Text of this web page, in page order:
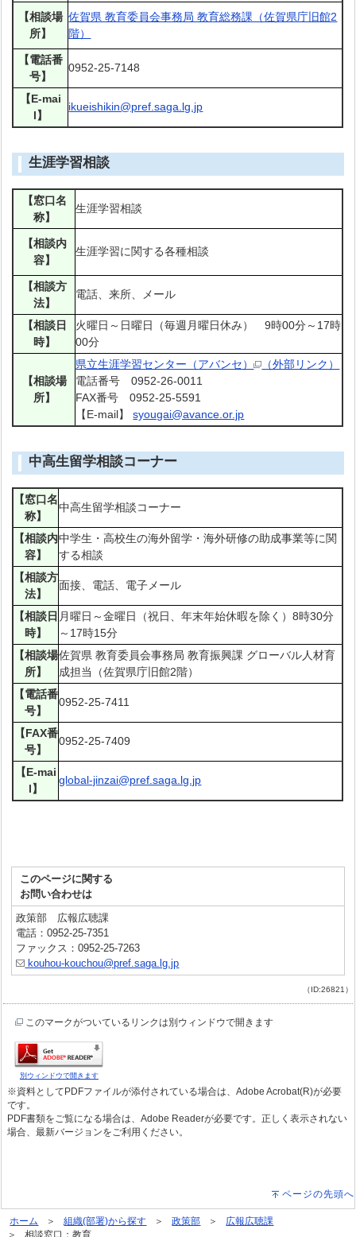
【相談場
所】
佐賀県 教育委員会事務局 教育総務課（佐賀県庁旧館2
階）
【電話番
号】
0952-25-7148
【E-mai
l】
ikueishikin@pref.saga.lg.jp
生涯学習相談
【窓口名
称】
生涯学習相談
【相談内
容】
生涯学習に関する各種相談
【相談方
法】
電話、来所、メール
【相談日
時】
火曜日～日曜日（毎週月曜日休み） 9時00分～17時
00分
【相談場
所】
県立生涯学習センター（アバンセ）
（外部リンク）
電話番号 0952-26-0011
FAX番号 0952-25-5591
【E-mail】syougai@avance.or.jp
中高生留学相談コーナー
【窓口名
称】
中高生留学相談コーナー
【相談内
容】
中学生・高校生の海外留学・海外研修の助成事業等に関
する相談
【相談方
法】
面接、電話、電子メール
【相談日
時】
月曜日～金曜日（祝日、年末年始休暇を除く）8時30分
～17時15分
【相談場
所】
佐賀県 教育委員会事務局 教育振興課 グローバル人材育
成担当（佐賀県庁旧館2階）
【電話番
号】
0952-25-7411
【FAX番
号】
0952-25-7409
【E-mai
l】
global-jinzai@pref.saga.lg.jp
このページに関する
お問い合わせは
政策部 広報広聴課
電話：0952-25-7351
ファックス：0952-25-7263
kouhou-kouchou@pref.saga.lg.jp
（ID:26821）
このマークがついているリンクは別ウィンドウで開きます
別ウィンドウで開きます
※資料としてPDFファイルが添付されている場合は、Adobe Acrobat(R)が必要
です。
PDF書類をご覧になる場合は、Adobe Readerが必要です。正しく表示されない
場合、最新バージョンをご利用ください。
ページの先頭へ
ホーム 組織(部署)から探す 政策部
広報広聴課
相談窓口：教育